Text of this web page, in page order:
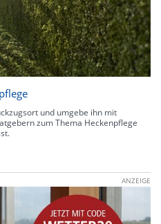
und umgebe ihn mit
zum Thema Heckenpflege
ANZEIGE